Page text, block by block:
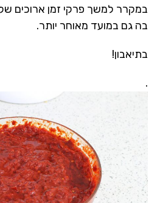
במקרר למשך פרקי זמן ארוכים
בה גם במועד מאוחר יותר.
בתיאבון!
.